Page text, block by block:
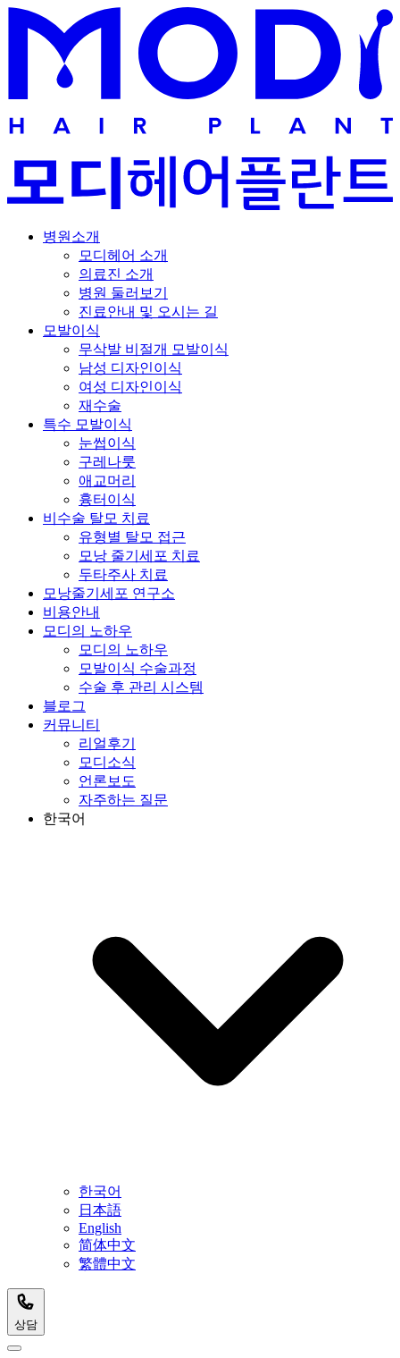
병원소개
모디헤어 소개
의료진 소개
병원 둘러보기
진료안내 및 오시는 길
모발이식
무삭발 비절개 모발이식
남성 디자인이식
여성 디자인이식
재수술
특수 모발이식
눈썹이식
구레나룻
애교머리
흉터이식
비수술 탈모 치료
유형별 탈모 접근
모낭 줄기세포 치료
두타주사 치료
모낭줄기세포 연구소
비용안내
모디의 노하우
모디의 노하우
모발이식 수술과정
수술 후 관리 시스템
블로그
커뮤니티
리얼후기
모디소식
언론보도
자주하는 질문
한국어
한국어
日本語
English
简体中文
繁體中文
상담